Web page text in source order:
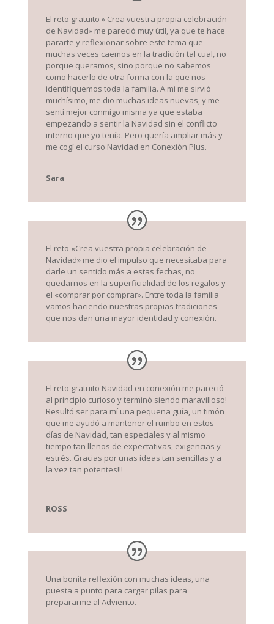
El reto gratuito » Crea vuestra propia celebración
de Navidad» me pareció muy útil, ya que te hace
pararte y reflexionar sobre este tema que
muchas veces caemos en la tradición tal cual, no
porque queramos, sino porque no sabemos
como hacerlo de otra forma con la que nos
identifiquemos toda la familia. A mi me sirvió
muchísimo, me dio muchas ideas nuevas, y me
sentí mejor conmigo misma ya que estaba
empezando a sentir la Navidad sin el conflicto
interno que yo tenía. Pero quería ampliar más y
me cogí el curso Navidad en Conexión Plus.
Sara
El reto «Crea vuestra propia celebración de
Navidad» me dio el impulso que necesitaba para
darle un sentido más a estas fechas, no
quedarnos en la superficialidad de los regalos y
el «comprar por comprar». Entre toda la familia
vamos haciendo nuestras propias tradiciones
que nos dan una mayor identidad y conexión.
El reto gratuito Navidad en conexión me pareció
al principio curioso y terminó siendo maravilloso!
Resultó ser para mí una pequeña guía, un timón
que me ayudó a mantener el rumbo en estos
días de Navidad, tan especiales y al mismo
tiempo tan llenos de expectativas, exigencias y
estrés. Gracias por unas ideas tan sencillas y a
la vez tan potentes!!!
ROSS
Una bonita reflexión con muchas ideas, una
puesta a punto para cargar pilas para
prepararme al Adviento.